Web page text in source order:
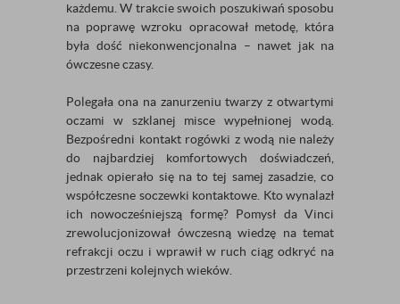
każdemu. W trakcie swoich poszukiwań sposobu
na poprawę wzroku opracował metodę, która
była dość niekonwencjonalna – nawet jak na
ówczesne czasy.
Polegała ona na zanurzeniu twarzy z otwartymi
oczami w szklanej misce wypełnionej wodą.
Bezpośredni kontakt rogówki z wodą nie należy
do najbardziej komfortowych doświadczeń,
jednak opierało się na to tej samej zasadzie, co
współczesne soczewki kontaktowe. Kto wynalazł
ich nowocześniejszą formę? Pomysł da Vinci
zrewolucjonizował ówczesną wiedzę na temat
refrakcji oczu i wprawił w ruch ciąg odkryć na
przestrzeni kolejnych wieków.